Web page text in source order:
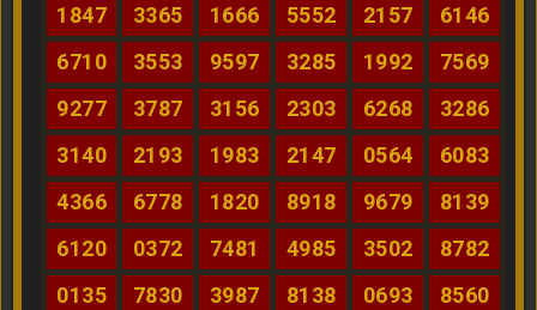
1847
3365 1666 5552 2157
6146
6710
3553 9597 3285 1992
7569
9277
3787 3156 2303 6268
3286
3140
2193 1983 2147 0564
6083
4366
6778 1820 8918 9679
8139
6120
0372 7481 4985 3502
8782
0135
7830 3987 8138 0693
8560